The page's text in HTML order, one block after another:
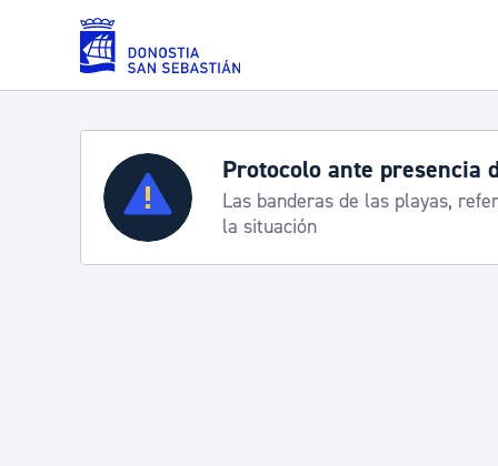
Saltar al contenido principal
Servicios
Padrón y asuntos personales
Protocolo ante presencia
Las banderas de las playas,
la situación